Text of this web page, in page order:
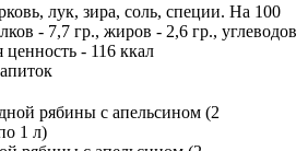
лук, зира, соль, специи. На 100
- 7,7 гр., жиров - 2,6 гр., углеводов
ценность - 116 ккал